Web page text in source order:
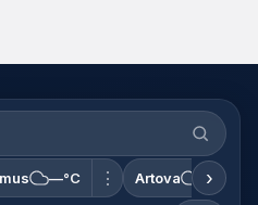
—°C ⋮ Artova —°C
›